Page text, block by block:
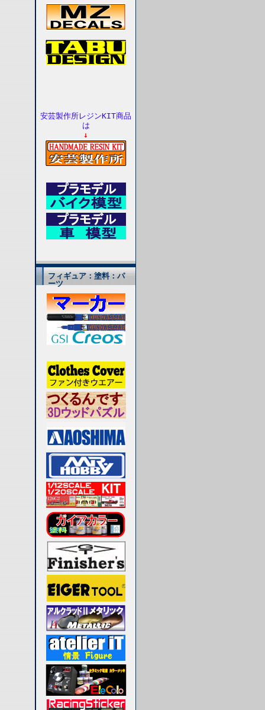
安芸製作所レジンKIT商品
は
↓
フィギュア：塗料：パ
ーツ